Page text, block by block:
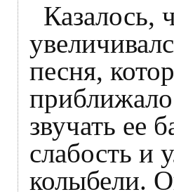
Казалось,
песня,
звучать ее
слабость и
колыбели.